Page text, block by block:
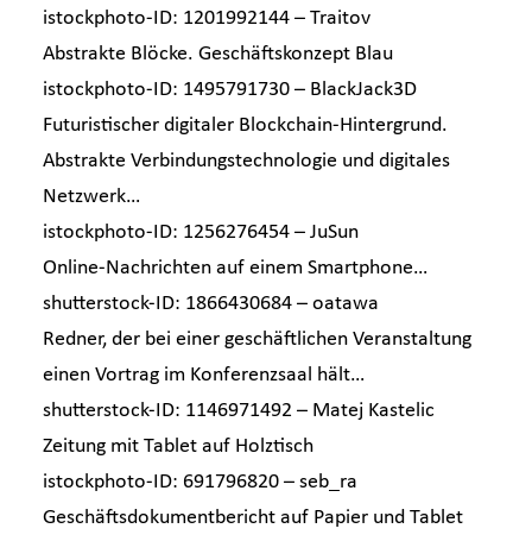
istockphoto-ID: 1201992144 –Traitov
Abstrakte Blöcke. Geschäftskonzept Blau
istockphoto-ID: 1495791730 – BlackJack3D
Futuristischer digitaler Blockchain-Hintergrund.
Abstrakte Verbindungstechnologie und digitales
Netzwerk…
istockphoto-ID: 1256276454 –JuSun
Online-Nachrichten auf einem Smartphone…
shutterstock-ID: 1866430684 –oatawa
Redner, der bei einer geschäftlichen Veranstaltung
einen Vortrag im Konferenzsaal hält…
shutterstock-ID: 1146971492 – Matej Kastelic
Zeitung mit Tablet auf Holztisch
istockphoto-ID: 691796820 –seb_ra
Geschäftsdokumentbericht auf Papier und Tablet